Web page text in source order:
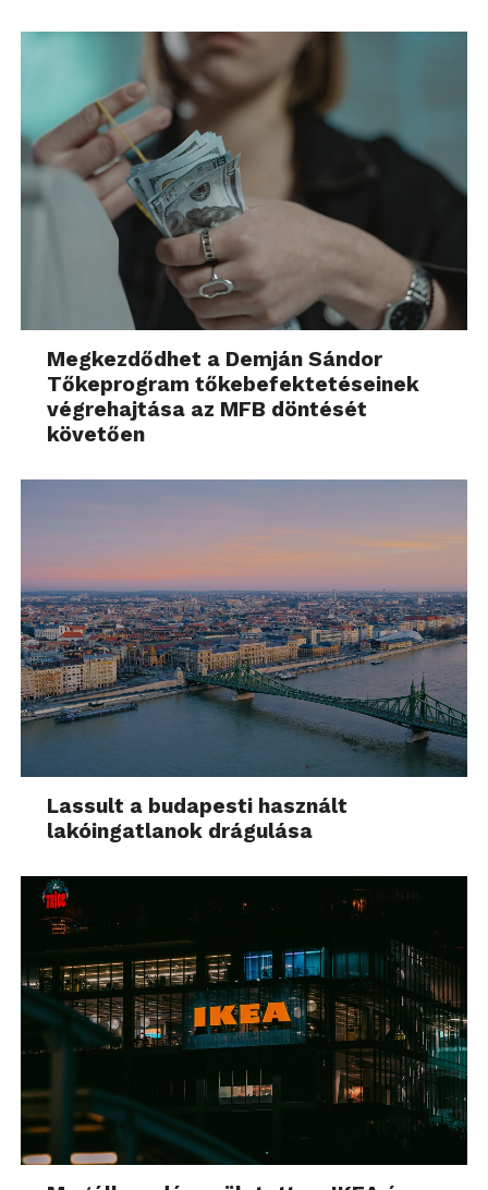
Megkezdődhet a Demján Sándor
Tőkeprogram tőkebefektetéseinek
végrehajtása az MFB döntését
követően
Lassult a budapesti használt
lakóingatlanok drágulása